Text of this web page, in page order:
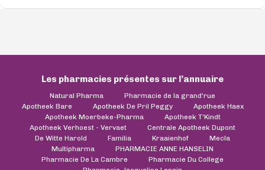
Les pharmacies présentes sur l’annuaire
Natural Pharma
Pharmacie de la grand'rue
Apotheek Bare
Apotheek De Pril Peggy
Apotheek Haex
Apotheek Moerbeke-Pharma
Apotheek T'Kindt
Apotheek Verhoest - Vervaet
Centrale Apotheek Dupont
De Witte Harold
Familia Kraaienhof
Mecla
Multipharma
PHARMACIE ANNE HANSELIN
Pharmacie De La Cambre
Pharmacie Du College